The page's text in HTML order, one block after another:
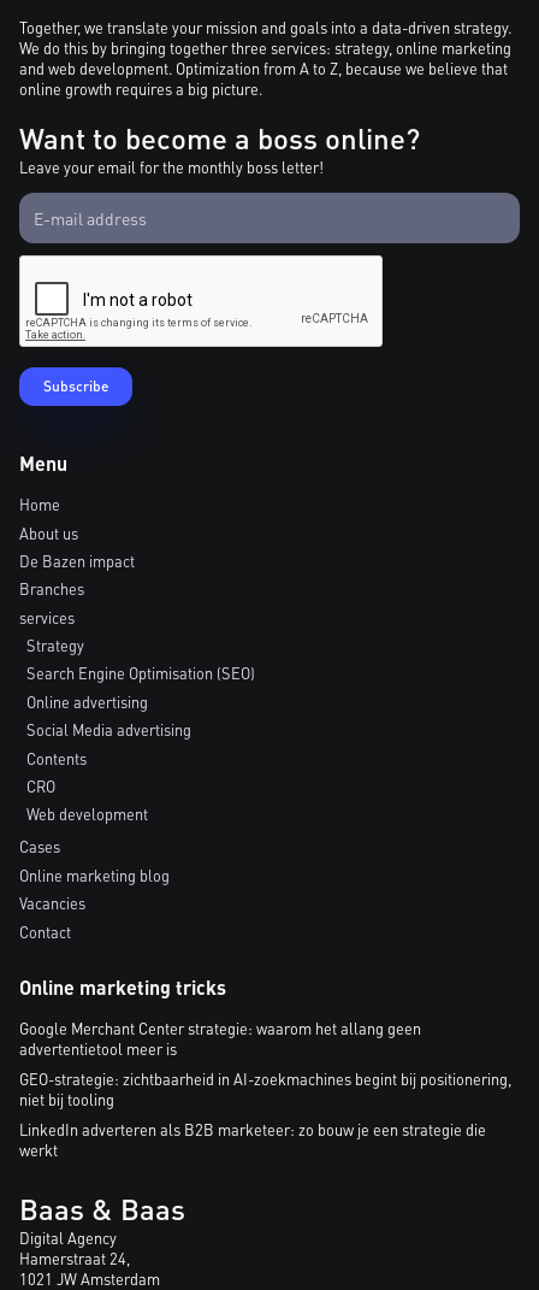
Together, we translate your mission and goals into a data-driven strategy.
We do this by bringing together three services: strategy, online marketing
and web development. Optimization from A to Z, because we believe that
online growth requires a big picture.
Want to become a boss online?
Leave your email for the monthly boss letter!
Menu
Home
About us
De Bazen impact
Branches
services
Strategy
Search Engine Optimisation (SEO)
Online advertising
Social Media advertising
Contents
CRO
Web development
Cases
Online marketing blog
Vacancies
Contact
Online marketing tricks
Google Merchant Center strategie: waarom het allang geen
advertentietool meer is
GEO-strategie: zichtbaarheid in AI-zoekmachines begint bij positionering,
niet bij tooling
LinkedIn adverteren als B2B marketeer: zo bouw je een strategie die
werkt
Baas & Baas
Digital Agency
Hamerstraat 24,
1021 JW Amsterdam